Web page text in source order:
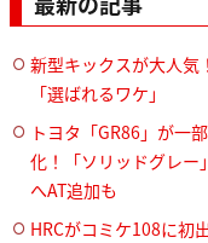
新型キックスが大人気
「選ばれるワケ」
トヨタ「GR86」が一
化！「ソリッドグレー
へAT追加も
HRCがコミケ108に初